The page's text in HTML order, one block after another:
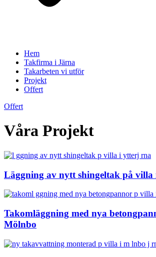
Hem
Takfirma i Järna
Takarbeten vi utför
Projekt
Offert
Offert
Våra Projekt
Läggning av nytt shingeltak på
Takomläggning med nya
Mölnbo